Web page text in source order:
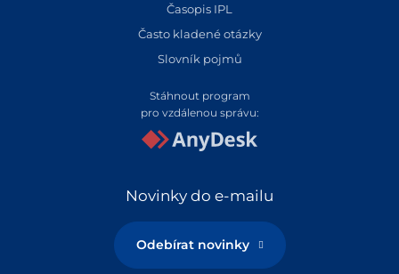
Časopis IPL
Často kladené otázky
Slovník pojmů
Stáhnout program
pro vzdálenou správu:
Novinky do e-mailu
Odebírat novinky